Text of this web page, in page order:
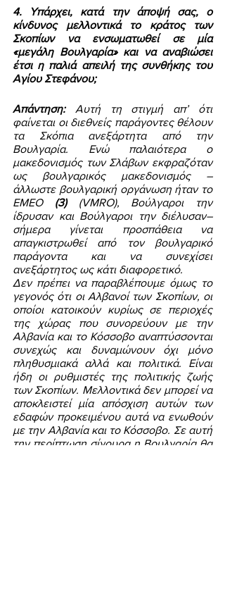
4. Υπάρχει, κατά την άποψή σας, ο
κίνδυνος μελλοντικά το κράτος των
Σκοπίων να ενσωματωθεί σε μία
«μεγάλη Βουλγαρία» και να αναβιώσει
έτσι η παλιά απειλή της συνθήκης του
Αγίου Στεφάνου;
Απάντηση: Αυτή τη στιγμή απ’ ότι
φαίνεται οι διεθνείς παράγοντες θέλουν
τα Σκόπια ανεξάρτητα από την
Βουλγαρία. Ενώ παλαιότερα ο
μακεδονισμός των Σλάβων εκφραζόταν
ως βουλγαρικός μακεδονισμός –
άλλωστε βουλγαρική οργάνωση ήταν το
ΕΜΕΟ (3) (VMRO), Βούλγαροι την
ίδρυσαν και Βούλγαροι την διέλυσαν–
σήμερα γίνεται προσπάθεια να
απαγκιστρωθεί από τον βουλγαρικό
παράγοντα και να συνεχίσει
ανεξάρτητος ως κάτι διαφορετικό.
Δεν πρέπει να παραβλέπουμε όμως το
γεγονός ότι οι Αλβανοί των Σκοπίων, οι
οποίοι κατοικούν κυρίως σε περιοχές
της χώρας που συνορεύουν με την
Αλβανία και το Κόσσοβο αναπτύσσονται
συνεχώς και δυναμώνουν όχι μόνο
πληθυσμιακά αλλά και πολιτικά. Είναι
ήδη οι ρυθμιστές της πολιτικής ζωής
των Σκοπίων. Μελλοντικά δεν μπορεί να
αποκλειστεί μία απόσχιση αυτών των
εδαφών προκειμένου αυτά να ενωθούν
με την Αλβανία και το Κόσσοβο. Σε αυτή
την περίπτωση σίγουρα η Βουλγαρία θα